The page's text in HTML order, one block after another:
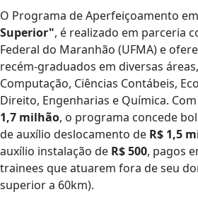
O Programa de Aperfeiçoamento
Superior", é realizado em parceria
Federal do Maranhão (UFMA) e
recém-graduados em diversas
Computação, Ciências Contábeis,
Direito, Engenharias e Química.
1,7 milhão, o programa concede
de auxílio deslocamento de R$ 1,5
auxílio instalação de R$ 500, pagos
trainees que atuarem fora de seu
superior a 60km).